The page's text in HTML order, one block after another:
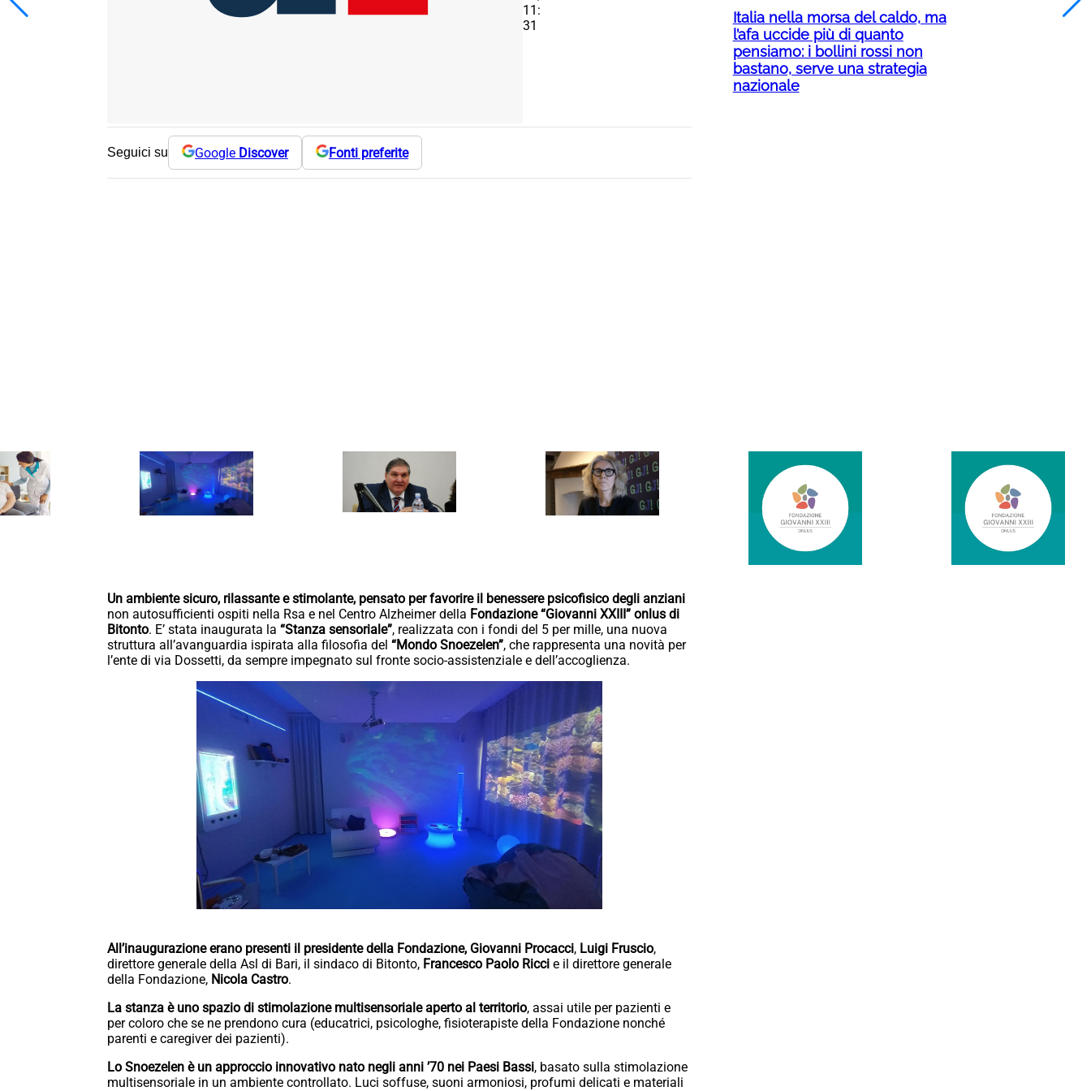
11:
31
Seguici su Google Discover Fonti preferite
Un ambiente sicuro, rilassante e stimolante, pensato per favorire il benessere psicofisico degli anziani
non autosufficienti ospiti nella Rsa e nel Centro Alzheimer della Fondazione “Giovanni XXIII” onlus di
Bitonto. E’ stata inaugurata la “Stanza sensoriale”, realizzata con i fondi del 5 per mille, una nuova
struttura all’avanguardia ispirata alla filosofia del “Mondo Snoezelen”, che rappresenta una novità per
l’ente di via Dossetti, da sempre impegnato sul fronte socio-assistenziale e dell’accoglienza.
All’inaugurazione erano presenti il presidente della Fondazione, Giovanni Procacci, Luigi Fruscio,
direttore generale della Asl di Bari, il sindaco di Bitonto, Francesco Paolo Ricci e il direttore generale
della Fondazione, Nicola Castro.
La stanza è uno spazio di stimolazione multisensoriale aperto al territorio, assai utile per pazienti e
per coloro che se ne prendono cura (educatrici, psicologhe, fisioterapiste della Fondazione nonché
parenti e caregiver dei pazienti).
Lo Snoezelen è un approccio innovativo nato negli anni ’70 nei Paesi Bassi, basato sulla stimolazione
multisensoriale in un ambiente controllato. Luci soffuse, suoni armoniosi, profumi delicati e materiali
Italia nella morsa del caldo, ma
l’afa uccide più di quanto
pensiamo: i bollini rossi non
bastano, serve una strategia
nazionale